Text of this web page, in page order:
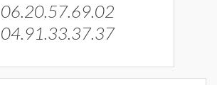
06.20.57.69.02
04.91.33.37.37